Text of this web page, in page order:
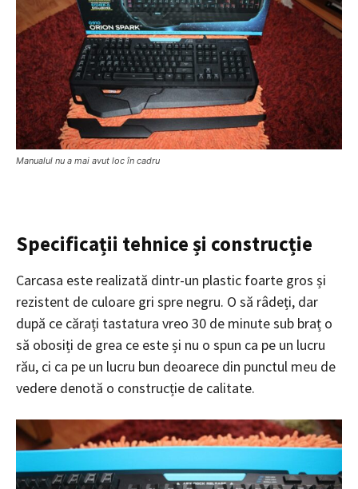
Manualul nu a mai avut loc în cadru
Specificații tehnice și construcție
Carcasa este realizată dintr-un plastic foarte gros și
rezistent de culoare gri spre negru. O să râdeți, dar
după ce cărați tastatura vreo 30 de minute sub braț o
să obosiți de grea ce este și nu o spun ca pe un lucru
rău, ci ca pe un lucru bun deoarece din punctul meu de
vedere denotă o construcție de calitate.